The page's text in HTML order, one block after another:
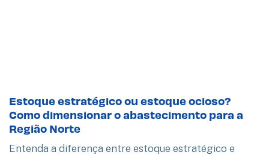
Estoque estratégico ou estoque ocioso?
Como dimensionar o abastecimento para a
Região Norte
Entenda a diferença entre estoque estratégico e